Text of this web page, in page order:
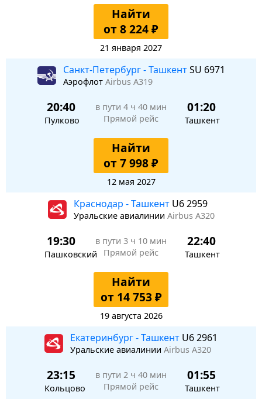
Найти
от 8 224 ₽
21 января 2027
Санкт-Петербург - ТашкентSU 6971
Аэрофлот Airbus A319
20:40
Пулково
в пути 4 ч 40 мин
Прямой рейс
01:20
Ташкент
Найти
от 7 998 ₽
12 мая 2027
Краснодар - Ташкент U6 2959
Уральские авиалинии Airbus A320
19:30
Пашковский
в пути 3 ч 10 мин
Прямой рейс
22:40
Ташкент
Найти
от 14 753 ₽
19 августа 2026
Екатеринбург - Ташкент U6 2961
Уральские авиалинии Airbus A320
23:15
Кольцово
в пути 2 ч 40 мин
Прямой рейс
01:55
Ташкент